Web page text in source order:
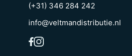
(+31) 346 284 242
info@veltmandistributie.nl